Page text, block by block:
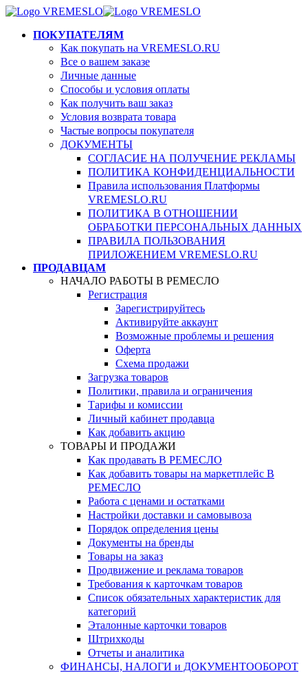
ПОКУПАТЕЛЯМ
Как покупать на VREMESLO.RU
Все о вашем заказе
Личные данные
Способы и условия оплаты
Как получить ваш заказ
Условия возврата товара
Частые вопросы покупателя
ДОКУМЕНТЫ
СОГЛАСИЕ НА ПОЛУЧЕНИЕ РЕКЛАМЫ
ПОЛИТИКА КОНФИДЕНЦИАЛЬНОСТИ
Правила использования Платформы
VREMESLO.RU
ПОЛИТИКА В ОТНОШЕНИИ
ОБРАБОТКИ ПЕРСОНАЛЬНЫХ ДАННЫХ
ПРАВИЛА ПОЛЬЗОВАНИЯ
ПРИЛОЖЕНИЕМ VREMESLO.RU
ПРОДАВЦАМ
НАЧАЛО РАБОТЫ В РЕМЕСЛО
Регистрация
Зарегистрируйтесь
Активируйте аккаунт
Возможные проблемы и решения
Оферта
Схема продажи
Загрузка товаров
Политики, правила и ограничения
Тарифы и комиссии
Личный кабинет продавца
Как добавить акцию
ТОВАРЫ И ПРОДАЖИ
Как продавать В РЕМЕСЛО
Как добавить товары на маркетплейс В
РЕМЕСЛО
Работа с ценами и остатками
Настройки доставки и самовывоза
Порядок определения цены
Документы на бренды
Товары на заказ
Продвижение и реклама товаров
Требования к карточкам товаров
Cписок обязательных характеристик для
категорий
Эталонные карточки товаров
Штрихкоды
Отчеты и аналитика
ФИНАНСЫ, НАЛОГИ и ДОКУМЕНТООБОРОТ